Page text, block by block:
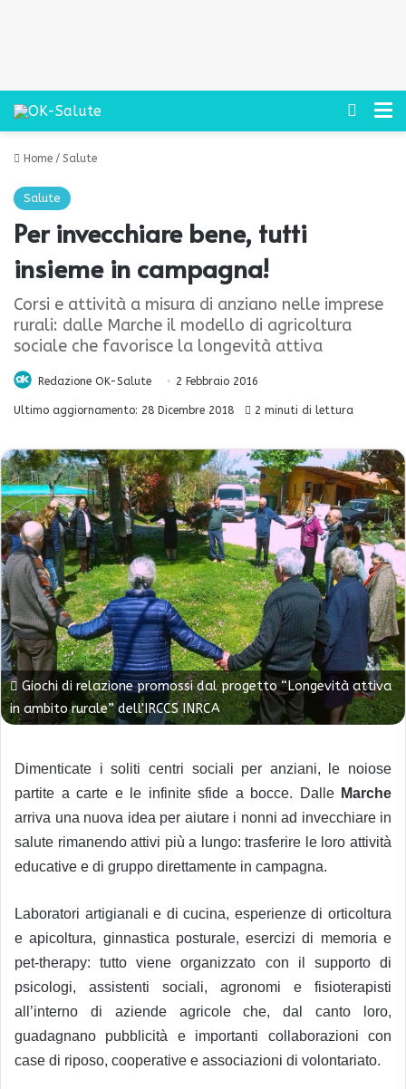
Cerca
Home / Salute
Salute
Per invecchiare bene, tutti
insieme in campagna!
Corsi e attività a misura di anziano nelle imprese
rurali: dalle Marche il modello di agricoltura
sociale che favorisce la longevità attiva
Redazione OK-Salute 2 Febbraio 2016
Ultimo aggiornamento: 28 Dicembre 2018 2 minuti di lettura
Giochi di relazione promossi dal progetto “Longevità attiva
in ambito rurale” dell'IRCCS INRCA
Dimenticate i soliti centri sociali per anziani, le noiose
partite a carte e le infinite sfide a bocce. Dalle Marche
arriva una nuova idea per aiutare i nonni ad invecchiare in
salute rimanendo attivi più a lungo: trasferire le loro attività
educative e di gruppo direttamente in campagna.
Laboratori artigianali e di cucina, esperienze di orticoltura
e apicoltura, ginnastica posturale, esercizi di memoria e
pet-therapy: tutto viene organizzato con il supporto di
psicologi, assistenti sociali, agronomi e fisioterapisti
all’interno di aziende agricole che, dal canto loro,
guadagnano pubblicità e importanti collaborazioni con
case di riposo, cooperative e associazioni di volontariato.